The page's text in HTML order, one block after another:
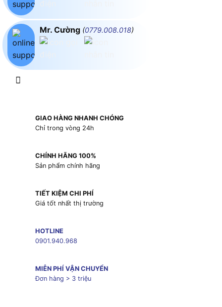
Mr. Cường (0779.008.018)
GIAO HÀNG NHANH CHÓNG
Chỉ trong vòng 24h
CHÍNH HÃNG 100%
Sản phẩm chính hãng
TIẾT KIỆM CHI PHÍ
Giá tốt nhất thị trường
HOTLINE
0901.940.968
MIỄN PHÍ VẬN CHUYỂN
Đơn hàng > 3 triệu